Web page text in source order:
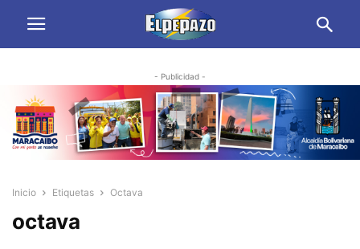
- Publicidad -
Inicio Etiquetas Octava
octava